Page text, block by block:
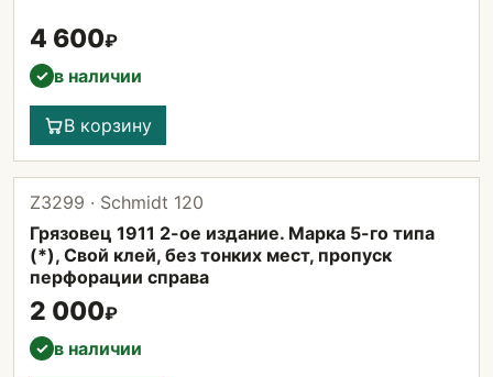
4 600₽
✓ в наличии
В корзину
Z3299 · Schmidt 120
Грязовец 1911 2-ое издание. Марка 5-го типа
(*), Свой клей, без тонких мест, пропуск
перфорации справа
2 000₽
✓ в наличии